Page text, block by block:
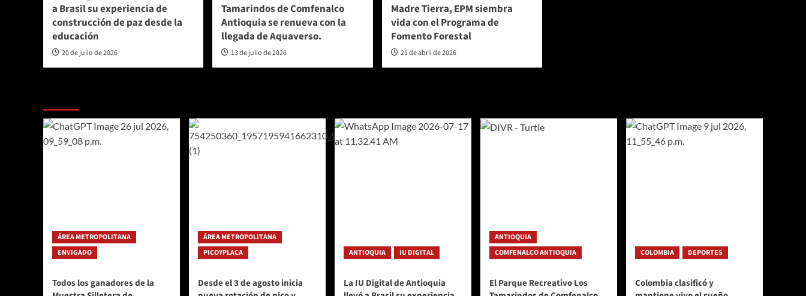
a Brasil su experiencia de
construcción de paz desde la
educación
20 de julio de 2026
Tamarindos de Comfenalco
Antioquia se renueva con la
llegada de Aquaverso.
13 de julio de 2026
Madre Tierra, EPM siembra
vida con el Programa de
Fomento Forestal
21 de abril de 2026
ÁREA METROPOLITANA
ENVIGADO
Todos los ganadores de la
ÁREA METROPOLITANA
PICOYPLACA
Desde el 3 de agosto inicia
ANTIOQUIA IU DIGITAL
La IU Digital de Antioquia
ANTIOQUIA
COMFENALCO ANTIOQUIA
El Parque Recreativo Los
COLOMBIA DEPORTES
Colombia clasificó y